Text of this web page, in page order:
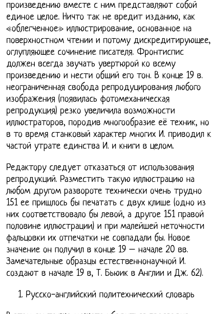
произведению вместе с ним представляют собой
единое целое. Ничто так не вредит изданию, как
«облегченное» иллюстрирование, основанное на
поверхностном чтении и потому дискредитирующее,
оглупляющее сочинение писателя. Фронтиспис
должен всегда звучать увертюрой ко всему
произведению и нести общий его тон. В конце 19 в.
неограниченная свобода репродуцирования любого
изображения (появилась фотомеханическая
репродукция) резко увеличила возможности
иллюстраторов, породив многообразие её техник, но
в то время станковый характер многих И. приводил к
частой утрате единства И. и книги в целом.
Редактору следует отказаться от использования
репродукций. Разместить такую иллюстрацию на
любом другом развороте технически очень трудно
151 ее пришлось бы печатать с двух клише (одно из
них соответствовало бы левой, а другое 151 правой
половине иллюстрации) и при малейшей неточности
фальцовки их отпечатки не совпадали бы. Новое
значение он получил в конце 19 – начале 20 вв.
Замечательные образцы естественнонаучной И.
создают в начале 19 в, Т. Бьюик в Англии и Дж. 62).
Русско-английский политехнический словарь